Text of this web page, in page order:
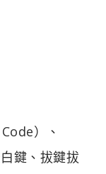
）、
鍵、拔鍵拔